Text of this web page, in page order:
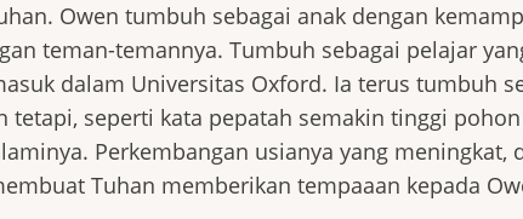
Owen tumbuh sebagai anak dengan
teman-temannya. Tumbuh sebagai pelajar
dalam Universitas Oxford. Ia terus tumbuh
tetapi, seperti kata pepatah semakin tinggi
Perkembangan usianya yang meningkat,
Tuhan memberikan tempaaan kepada